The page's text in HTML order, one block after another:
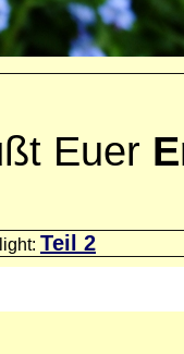
Euer
Teil 2